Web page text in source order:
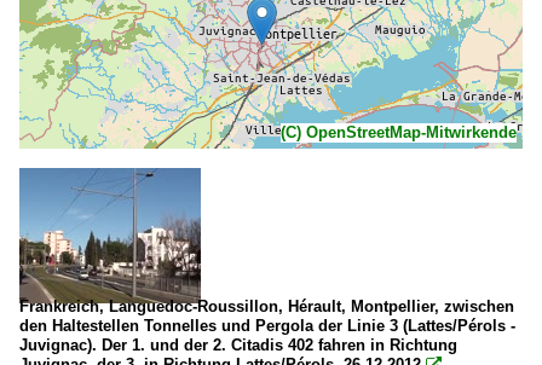
(C) OpenStreetMap-Mitwirkende
Frankreich, Languedoc-Roussillon, Hérault, Montpellier, zwischen
den Haltestellen Tonnelles und Pergola der Linie 3 (Lattes/Pérols -
Juvignac). Der 1. und der 2. Citadis 402 fahren in Richtung